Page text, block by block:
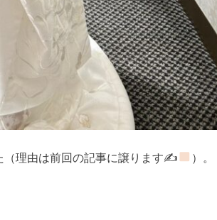
（理由は前回の記事に譲ります✍ ）。